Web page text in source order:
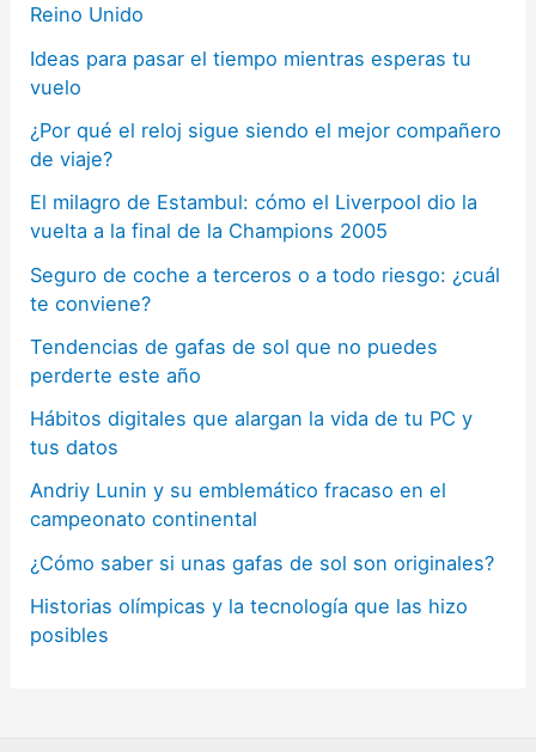
Reino Unido
Ideas para pasar el tiempo mientras esperas tu
vuelo
¿Por qué el reloj sigue siendo el mejor compañero
de viaje?
El milagro de Estambul: cómo el Liverpool dio la
vuelta a la final de la Champions 2005
Seguro de coche a terceros o a todo riesgo: ¿cuál
te conviene?
Tendencias de gafas de sol que no puedes
perderte este año
Hábitos digitales que alargan la vida de tu PC y
tus datos
Andriy Lunin y su emblemático fracaso en el
campeonato continental
¿Cómo saber si unas gafas de sol son originales?
Historias olímpicas y la tecnología que las hizo
posibles